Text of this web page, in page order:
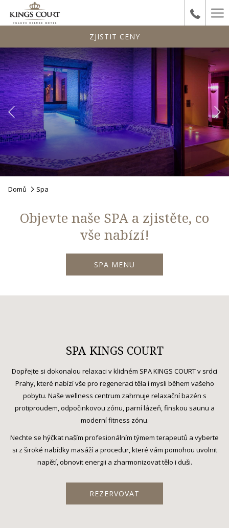
ZJISTIT CENY
following
links
the
above
Předchozí
Domů Spa
Objevte naše SPA a zjistěte, co
vše nabízí!
SPA MENU
SPA KINGS COURT
Dopřejte si dokonalou relaxaci v klidném SPA KINGS COURT v srdci
Prahy, které nabízí vše pro regeneraci těla i mysli během vašeho
pobytu. Naše wellness centrum zahrnuje relaxační bazén s
protiproudem, odpočinkovou zónu, parní lázeň, finskou saunu a
moderní fitness zónu.
Nechte se hýčkat naším profesionálním týmem terapeutů a vyberte
si z široké nabídky masáží a procedur, které vám pomohou uvolnit
napětí, obnovit energii a zharmonizovat tělo i duši.
REZERVOVAT